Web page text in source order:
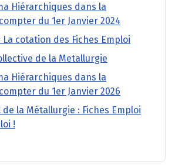
Hiérarchiques dans la
du 1er Janvier 2024
La cotation des Fiches Emploi
de la Metallurgie
Hiérarchiques dans la
du 1er Janvier 2026
de la Métallurgie : Fiches Emploi
!